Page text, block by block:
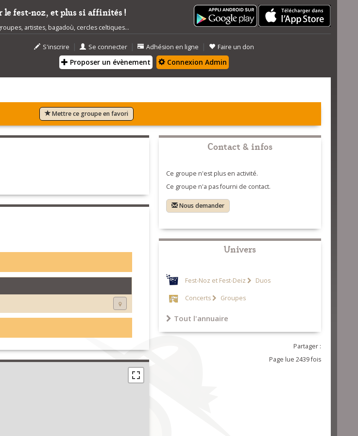
le fest-noz, et plus si affinités !
artistes, bagadoù, cercles celtiques...
S'inscrire | Se connecter | Adhésion en ligne | Faire un don
Proposer un évènement Connexion Admin
Mettre ce groupe en favori
Contact & infos
Ce groupe n'est plus en activité.
Ce groupe n'a pas fourni de contact.
Nous demander
Univers
Fest-Noz et Fest-Deiz Duos
Concerts Groupes
Tout l'annuaire
Partager :
Page lue 2439 fois